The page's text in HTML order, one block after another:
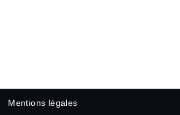
Mentions légales